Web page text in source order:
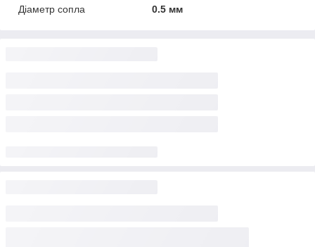
Діаметр сопла
0.5 мм